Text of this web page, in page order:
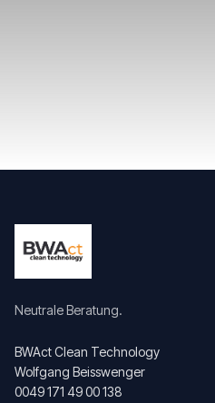
Neutrale Beratung.
BWAct Clean Technology
Wolfgang Beisswenger
0049 171 49 00 138